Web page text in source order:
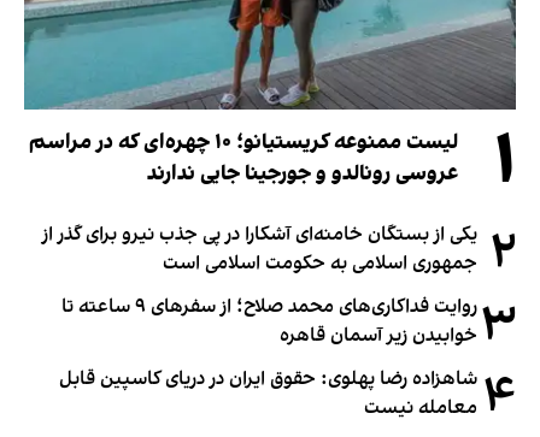
۱
لیست ممنوعه کریستیانو؛ ۱۰ چهره‌ای که در مراسم
عروسی رونالدو و جورجینا جایی ندارند
۲ یکی از بستگان خامنه‌ای آشکارا در پی جذب نیرو برای گذر از
جمهوری اسلامی به حکومت اسلامی است
۳
روایت فداکاری‌های محمد صلاح؛ از سفرهای ۹ ساعته تا
خوابیدن زیر آسمان قاهره
۴ شاهزاده رضا پهلوی: حقوق ایران در دریای کاسپین قابل
معامله نیست